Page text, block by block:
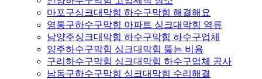
마포구싱크대막힘 하수구막힘 해결해요
영통구하수구막힘 아파트 싱크대막힘 역류
남양주싱크대막힘 하수구막힘 하수구업체
양주하수구막힘 싱크대막힘 뚫는 비용
구리하수구막힘 싱크대막힘 하수구업체 공사
남동구하수구막힘 싱크대막힘 수리해결